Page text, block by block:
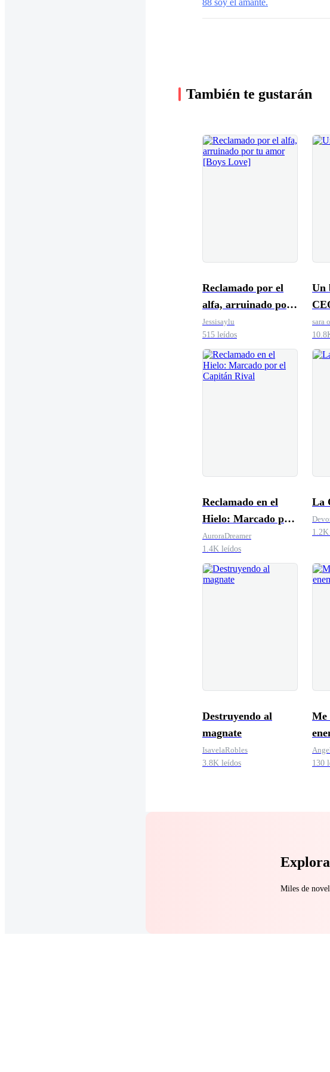
88 soy el amante.
También te gustarán
Reclamado por el
alfa, arruinado por
tu amor [Boys Love]
Jessisaylu
515 leídos
Un
sara o
Reclamado en el
Hielo: Marcado por
el Capitán Rival
AuroraDreamer
1.4K leídos
La
Destruyendo al
magnate
IsavelaRobles
3.8K leídos
Me
130
Miles de